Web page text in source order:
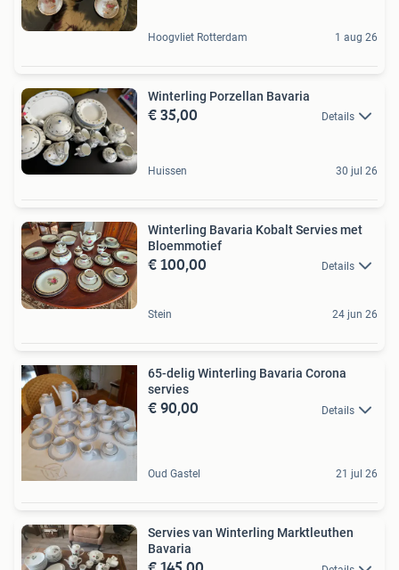
Hoogvliet Rotterdam 1 aug 26
Winterling Porzellan Bavaria
€ 35,00 Details
Huissen 30 jul 26
Winterling Bavaria Kobalt Servies met
Bloemmotief
€ 100,00 Details
Stein 24 jun 26
65-delig Winterling Bavaria Corona
servies
€ 90,00 Details
Oud Gastel 21 jul 26
Servies van Winterling Marktleuthen
Bavaria